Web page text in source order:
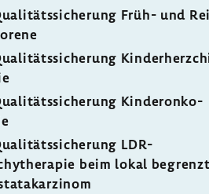
Früh- und
Kinderon­ko­
LDR-​
beim lokal